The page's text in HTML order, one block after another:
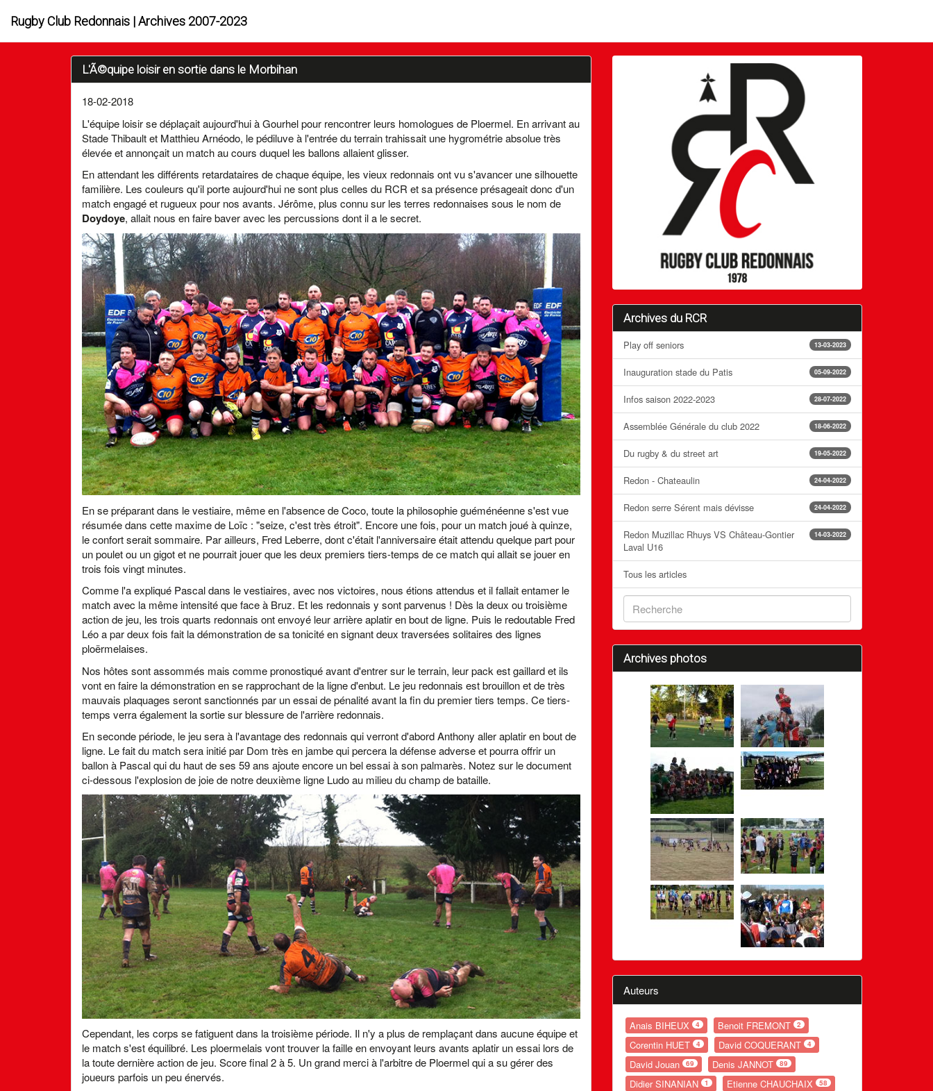
Rugby Club Redonnais | Archives 2007-2023
L'Ã©quipe loisir en sortie dans le Morbihan
18-02-2018
L'équipe loisir se déplaçait aujourd'hui à Gourhel pour rencontrer leurs homologues de Ploermel. En arrivant au
Stade Thibault et Matthieu Arnéodo, le pédiluve à l'entrée du terrain trahissait une hygrométrie absolue très
élevée et annonçait un match au cours duquel les ballons allaient glisser.
En attendant les différents retardataires de chaque équipe, les vieux redonnais ont vu s'avancer une silhouette
familière. Les couleurs qu'il porte aujourd'hui ne sont plus celles du RCR et sa présence présageait donc d'un
match engagé et rugueux pour nos avants. Jérôme, plus connu sur les terres redonnaises sous le nom de
Doydoye, allait nous en faire baver avec les percussions dont il a le secret.
En se préparant dans le vestiaire, même en l'absence de Coco, toute la philosophie guéménéenne s'est vue
résumée dans cette maxime de Loïc : "seize, c'est très étroit". Encore une fois, pour un match joué à quinze,
le confort serait sommaire. Par ailleurs, Fred Leberre, dont c'était l'anniversaire était attendu quelque part pour
un poulet ou un gigot et ne pourrait jouer que les deux premiers tiers-temps de ce match qui allait se jouer en
trois fois vingt minutes.
Comme l'a expliqué Pascal dans le vestiaires, avec nos victoires, nous étions attendus et il fallait entamer le
match avec la même intensité que face à Bruz. Et les redonnais y sont parvenus ! Dès la deux ou troisième
action de jeu, les trois quarts redonnais ont envoyé leur arrière aplatir en bout de ligne. Puis le redoutable Fred
Léo a par deux fois fait la démonstration de sa tonicité en signant deux traversées solitaires des lignes
ploërmelaises.
Nos hôtes sont assommés mais comme pronostiqué avant d'entrer sur le terrain, leur pack est gaillard et ils
vont en faire la démonstration en se rapprochant de la ligne d'enbut. Le jeu redonnais est brouillon et de très
mauvais plaquages seront sanctionnés par un essai de pénalité avant la fin du premier tiers temps. Ce tiers-
temps verra également la sortie sur blessure de l'arrière redonnais.
En seconde période, le jeu sera à l'avantage des redonnais qui verront d'abord Anthony aller aplatir en bout de
ligne. Le fait du match sera initié par Dom très en jambe qui percera la défense adverse et pourra offrir un
ballon à Pascal qui du haut de ses 59 ans ajoute encore un bel essai à son palmarès. Notez sur le document
ci-dessous l'explosion de joie de notre deuxième ligne Ludo au milieu du champ de bataille.
Cependant, les corps se fatiguent dans la troisième période. Il n'y a plus de remplaçant dans aucune équipe et
le match s'est équilibré. Les ploermelais vont trouver la faille en envoyant leurs avants aplatir un essai lors de
la toute dernière action de jeu. Score final 2 à 5. Un grand merci à l'arbitre de Ploermel qui a su gérer des
joueurs parfois un peu énervés.
Archives du RCR
13-03-2023
Play off seniors
05-09-2022
Inauguration stade du Patis
28-07-2022
Infos saison 2022-2023
18-06-2022
Assemblée Générale du club 2022
19-05-2022
Du rugby & du street art
24-04-2022
Redon - Chateaulin
24-04-2022
Redon serre Sérent mais dévisse
14-03-2022
Redon Muzillac Rhuys VS Château-Gontier
Laval U16
Tous les articles
Archives photos
Auteurs
Anais BIHEUX 4 Benoit FREMONT 2
Corentin HUET 4 David COQUERANT 4
David Jouan 69 Denis JANNOT 89
Didier SINANIAN 1 Etienne CHAUCHAIX 58